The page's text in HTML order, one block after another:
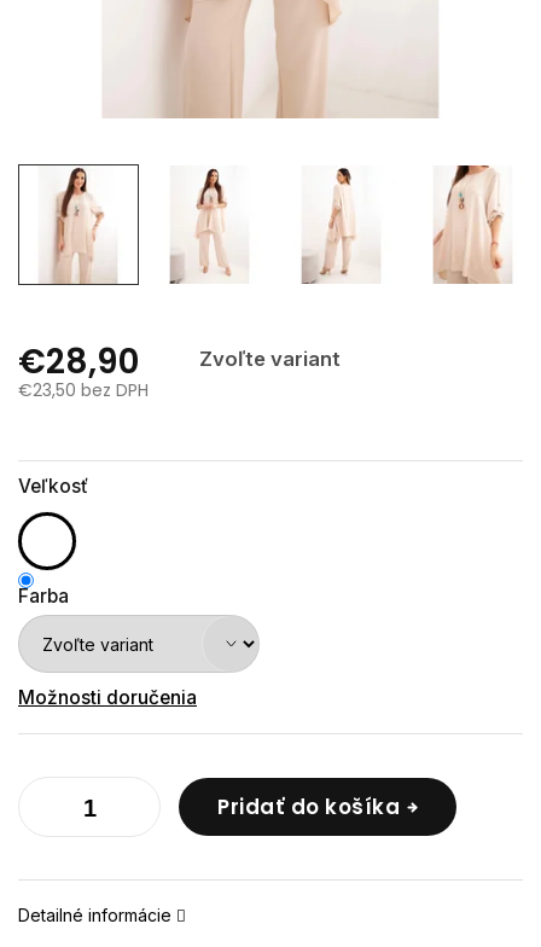
€28,90
Zvoľte variant
€23,50 bez DPH
Veľkosť
Farba
Možnosti doručenia
Pridať do košíka
Detailné informácie